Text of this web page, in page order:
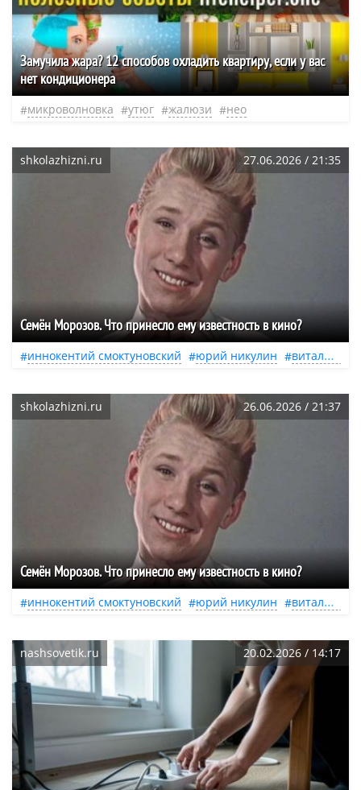
Замучила жара? 12 способов охладить квартиру, если у вас
нет кондиционера
микроволновка утюг жалюзи нео
shkolazhizni.ru 27.06.2026 / 21:35
Семён Морозов. Что принесло ему известность в кино?
иннокентий смоктуновский юрий никулин виталий мельников
shkolazhizni.ru 26.06.2026 / 21:37
Семён Морозов. Что принесло ему известность в кино?
иннокентий смоктуновский юрий никулин виталий мельников
nashsovetik.ru 20.02.2026 / 14:17